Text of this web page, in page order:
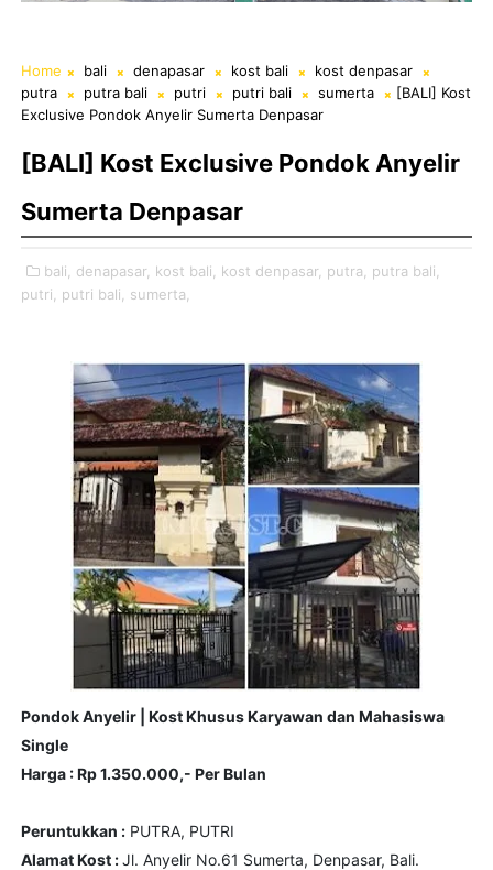
Home bali denapasar kost bali
kost denpasar
putra
putra bali putri putri bali sumerta
[BALI] Kost
Exclusive Pondok Anyelir Sumerta Denpasar
[BALI] Kost Exclusive Pondok Anyelir
Sumerta Denpasar
bali, denapasar, kost bali, kost denpasar, putra,
putra bali,
putri,
putri bali, sumerta,
Pondok Anyelir | Kost Khusus Karyawan dan Mahasiswa
Single
Harga : Rp 1.350.000,- Per Bulan
Peruntukkan :PUTRA, PUTRI
Alamat Kost :Jl. Anyelir No.61 Sumerta, Denpasar, Bali.